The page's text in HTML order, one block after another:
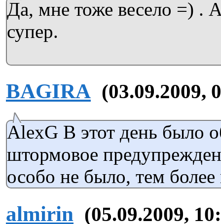
Да, мне тоже весело =) .
супер.
BAGIRA (03.09.2009,
AlexG В этот день было
штормовое
особо не было, тем
almirin (05.09.2009,